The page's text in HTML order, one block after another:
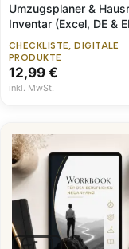
Umzugsplaner &
Inventar (Excel, DE &
CHECKLISTE, DIGITALE
PRODUKTE
12,99 €
inkl. MwSt.